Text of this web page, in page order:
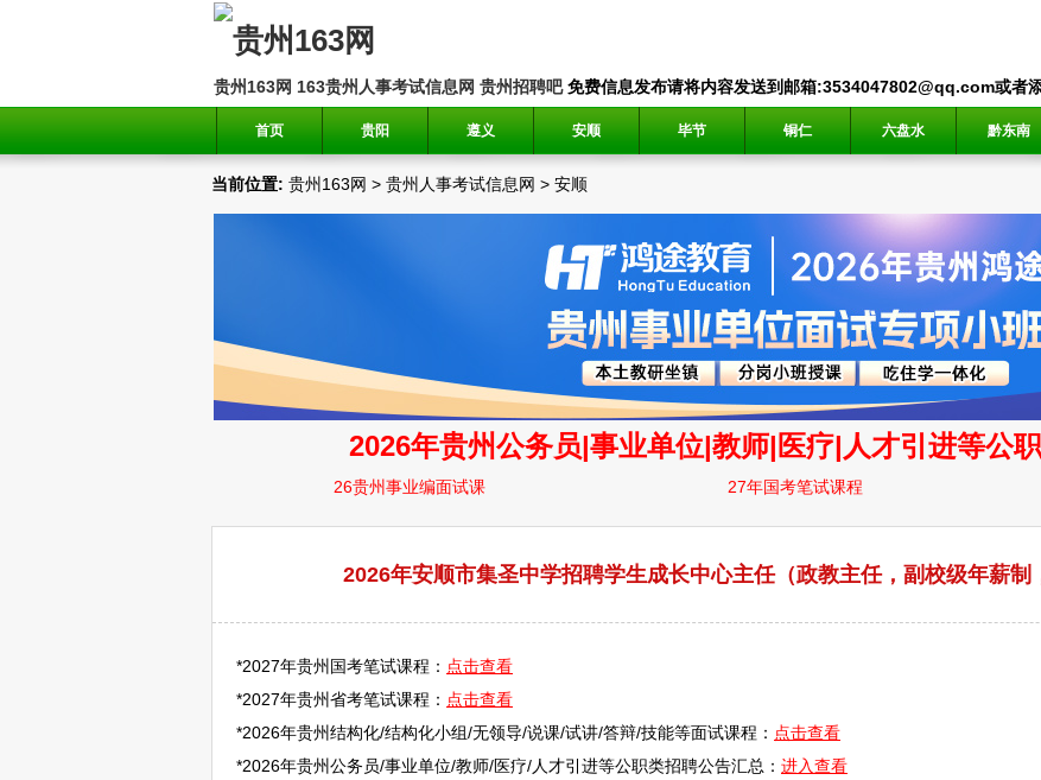
贵州163网 163贵州人事考试信息网 贵州招聘吧免费信息发布请将内容发送到邮箱:3534047802@qq.com或者
首页 贵阳 遵义 安顺 毕节 铜仁 六盘水 黔东南
当前位置: 贵州163网 > 贵州人事考试信息网 > 安顺
2026年安顺市集圣中学招聘学生成长中心主任（政教主任，副校级年薪制
*2027年贵州国考笔试课程： 点击查看
*2027年贵州省考笔试课程： 点击查看
*2026年贵州结构化/结构化小组/无领导/说课/试讲/答辩/技能等面试课程： 点击查看
*2026年贵州公务员/事业单位/教师/医疗/人才引进等公职类招聘公告汇总： 进入查看